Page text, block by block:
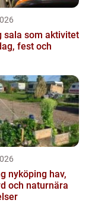
sala som aktivitet
fest och
hav,
och naturnära